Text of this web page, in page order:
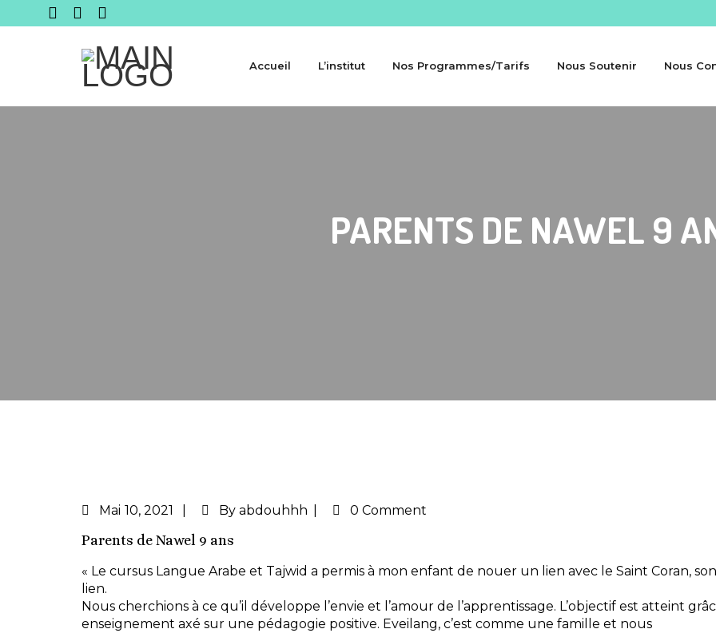
Accueil L’institut Nos Programmes/Tarifs Nous Soutenir Nous
PARENTS DE NAWEL 9
Mai 10, 2021 By abdouhhh 0 Comment
Parents de Nawel 9 ans
« Le cursus Langue Arabe et Tajwid a permis à mon enfant de nouer un lien avec le Saint Coran,
lien.
Nous cherchions à ce qu’il développe l’envie et l’amour de l’apprentissage. L’objectif est atteint
enseignement axé sur une pédagogie positive. Eveilang, c’est comme une famille et nous